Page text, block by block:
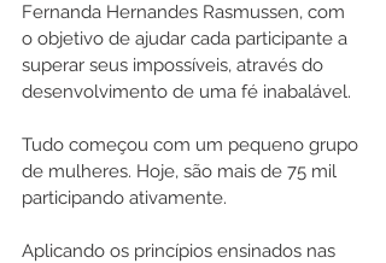
Fernanda Hernandes Rasmussen, com
o objetivo de ajudar cada participante a
superar seus impossíveis, através do
desenvolvimento de uma fé inabalável.
Tudo começou com um pequeno grupo
de mulheres. Hoje, são mais de 75 mil
participando ativamente.
Aplicando os princípios ensinados nas